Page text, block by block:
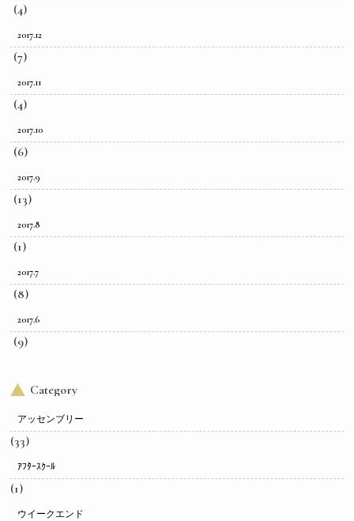
(4)
2017.12
(7)
2017.11
(4)
2017.10
(6)
2017.9
(13)
2017.8
(1)
2017.7
(8)
2017.6
(9)
Category
アッセンブリー
(33)
ｱﾌﾀｰｽｸｰﾙ
(1)
ウイークエンド